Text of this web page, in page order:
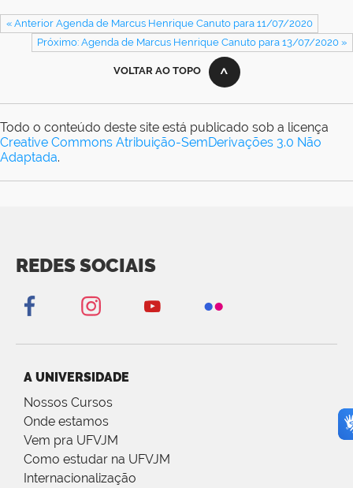
« Anterior Agenda de Marcus Henrique Canuto para 11/07/2020
Próximo: Agenda de Marcus Henrique Canuto para 13/07/2020 »
VOLTAR AO TOPO
Todo o conteúdo deste site está publicado sob a licença
Creative Commons Atribuição-SemDerivações 3.0 Não
Adaptada.
REDES SOCIAIS
A UNIVERSIDADE
Nossos Cursos
Onde estamos
Vem pra UFVJM
Como estudar na UFVJM
Internacionalização